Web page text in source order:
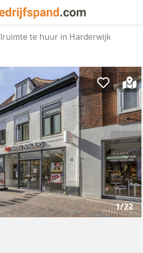
te huur in Harderwijk
1/22